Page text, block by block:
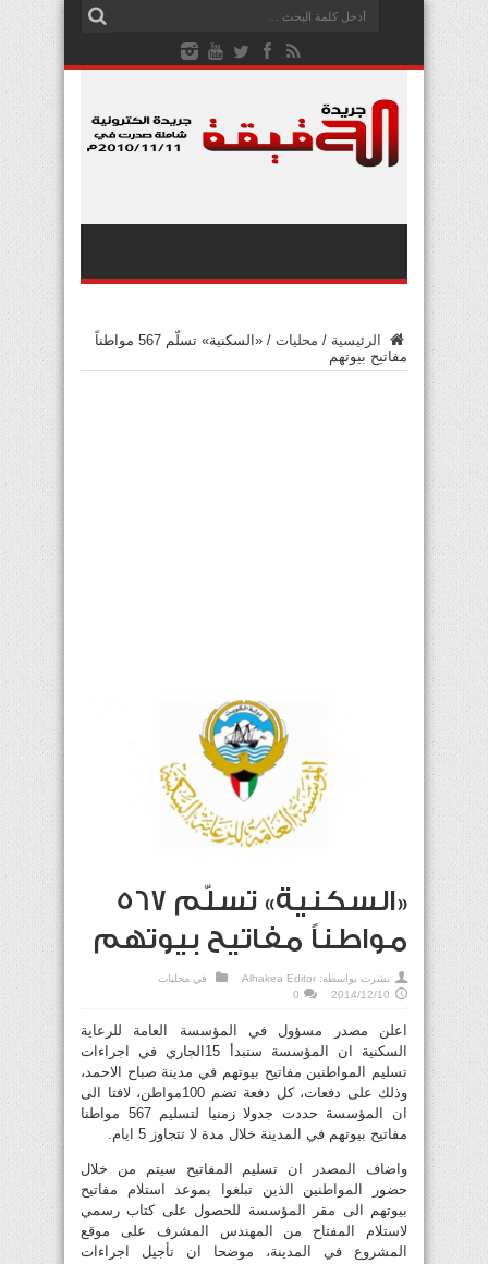
الرئيسية / محليات /
«السكنية» تسلّم 567 مواطناً
مفاتيح بيوتهم
«السكنية» تسلّم 567
مواطناً مفاتيح بيوتهم
نشرت بواسطة: Alhakea Editor في محليات
2014/12/10
0
اعلن مصدر مسؤول في المؤسسة العامة للرعاية
السكنية ان المؤسسة ستبدأ 15الجاري في اجراءات
تسليم المواطنين مفاتيح بيوتهم في مدينة صباح الاحمد،
وذلك على دفعات، كل دفعة تضم 100مواطن، لافتا الى
ان المؤسسة حددت جدولا زمنيا لتسليم 567 مواطنا
مفاتيح بيوتهم في المدينة خلال مدة لا تتجاوز 5 ايام.
واضاف المصدر ان تسليم المفاتيح سيتم من خلال
حضور المواطنين الذين تبلغوا بموعد استلام مفاتيح
بيوتهم الى مقر المؤسسة للحصول على كتاب رسمي
لاستلام المفتاح من المهندس المشرف على موقع
المشروع في المدينة، موضحا ان تأجيل اجراءات